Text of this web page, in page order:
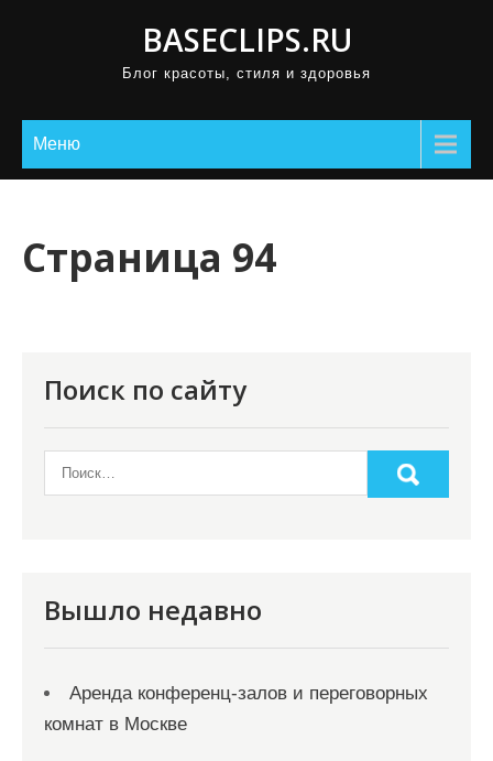
BASECLIPS.RU
Блог красоты, стиля и здоровья
Меню
Страница 94
Поиск по сайту
Вышло недавно
Аренда конференц-залов и переговорных
комнат в Москве